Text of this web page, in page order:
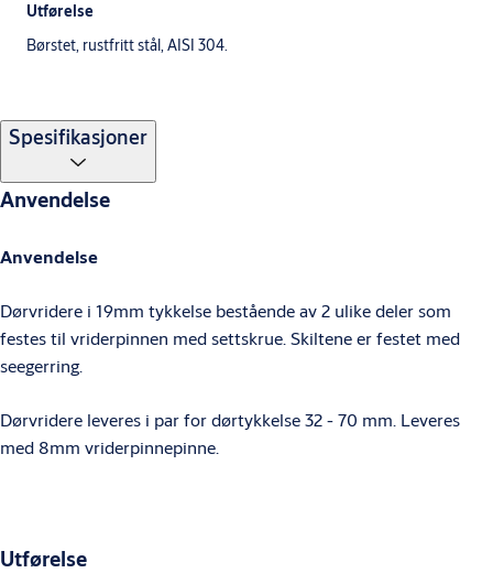
Utførelse
Børstet, rustfritt stål, AISI 304.
Spesifikasjoner
Anvendelse
Anvendelse
Dørvridere i 19mm tykkelse bestående av 2 ulike deler som
festes til vriderpinnen med settskrue. Skiltene er festet med
seegerring.
Dørvridere leveres i par for dørtykkelse 32 - 70 mm. Leveres
med 8mm vriderpinnepinne.
Utførelse